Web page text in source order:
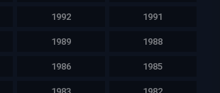
1992 1991
1989 1988
1986 1985